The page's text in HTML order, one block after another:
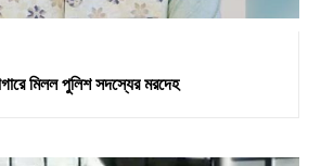
মিলল পুলিশ সদস্যের মরদেহ